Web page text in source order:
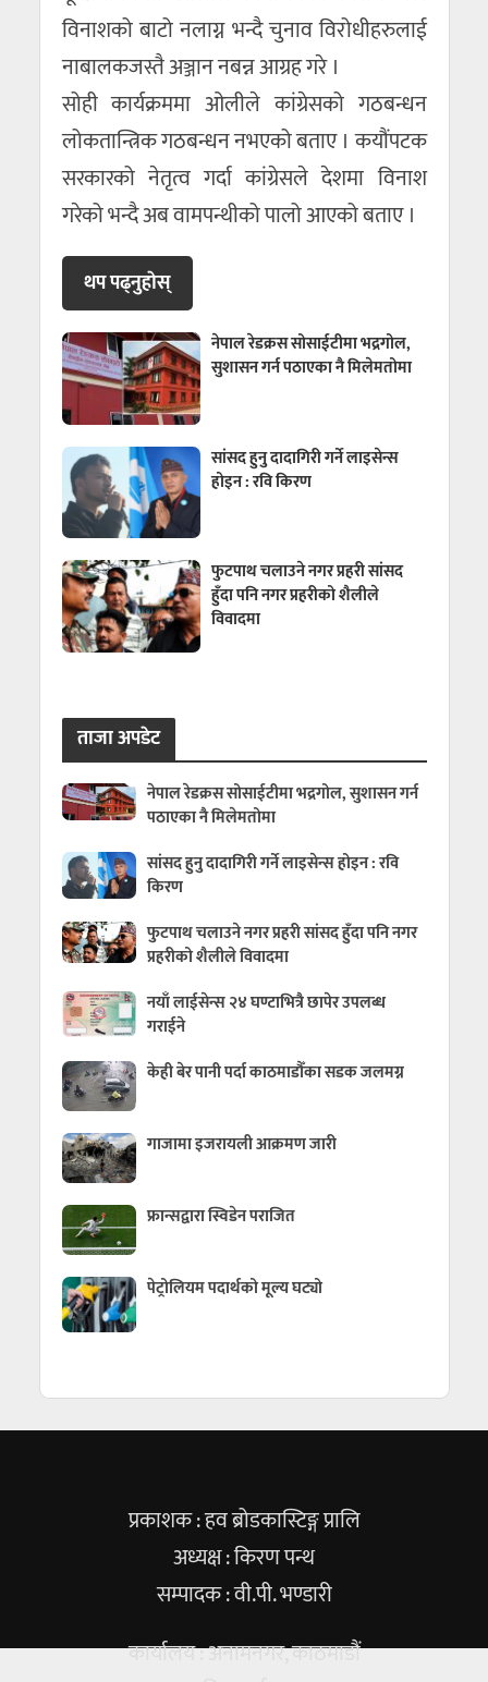
विनाशको बाटो नलाग्न भन्दै चुनाव विरोधीहरुलाई
नाबालकजस्तै अञ्जान नबन्न आग्रह गरे ।
सोही कार्यक्रममा ओलीले कांग्रेसको गठबन्धन
लोकतान्त्रिक गठबन्धन नभएको बताए । कयौंपटक
सरकारको नेतृत्व गर्दा कांग्रेसले देशमा विनाश
गरेको भन्दै अब वामपन्थीको पालो आएको बताए ।
थप पढ्नुहाेस्
नेपाल रेडक्रस सोसाईटीमा भद्रगोल,
सुशासन गर्न पठाएका नै मिलेमतोमा
सांसद हुनु दादागिरी गर्ने लाइसेन्स
होइन : रवि किरण
फुटपाथ चलाउने नगर प्रहरी सांसद
हुँदा पनि नगर प्रहरीको शैलीले
विवादमा
ताजा अपडेट
नेपाल रेडक्रस सोसाईटीमा भद्रगोल, सुशासन गर्न
पठाएका नै मिलेमतोमा
सांसद हुनु दादागिरी गर्ने लाइसेन्स होइन : रवि
किरण
फुटपाथ चलाउने नगर प्रहरी सांसद हुँदा पनि नगर
प्रहरीको शैलीले विवादमा
नयाँ लाईसेन्स २४ घण्टाभित्रै छापेर उपलब्ध
गराईने
केही बेर पानी पर्दा काठमाडौँका सडक जलमग्न
गाजामा इजरायली आक्रमण जारी
फ्रान्सद्वारा स्विडेन पराजित
पेट्रोलियम पदार्थको मूल्य घट्यो
प्रकाशक : हव ब्रोडकास्टिङ्ग प्रालि
अध्यक्ष : किरण पन्थ
सम्पादक : वी.पी. भण्डारी
कार्यालय : अनामनगर, काठमाडौं